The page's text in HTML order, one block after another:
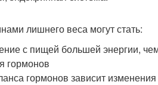
лишнего веса могут стать:
с пищей большей энергии,
гормонов
гормонов зависит